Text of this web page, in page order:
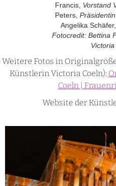
Francis, Vorstand
Peters,
Angelika Schäfer,
Fotocredit: Bettina
Weitere Fotos in
Künstlerin Victoria Coeln):
Coeln |
Website der